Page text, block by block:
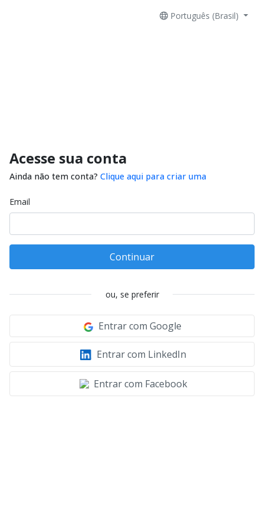
Português (Brasil)
Acesse sua conta
Ainda não tem conta? Clique aqui para criar uma
Email
Continuar
ou, se preferir
Entrar com Google
Entrar com LinkedIn
Entrar com Facebook